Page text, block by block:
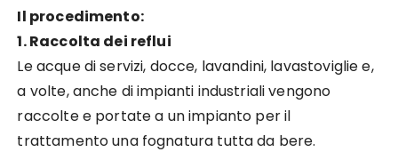
Il procedimento:
1. Raccolta dei reflui
Le acque di servizi, docce, lavandini, lavastoviglie e,
a volte, anche di impianti industriali vengono
raccolte e portate a un impianto per il
trattamento una fognatura tutta da bere.